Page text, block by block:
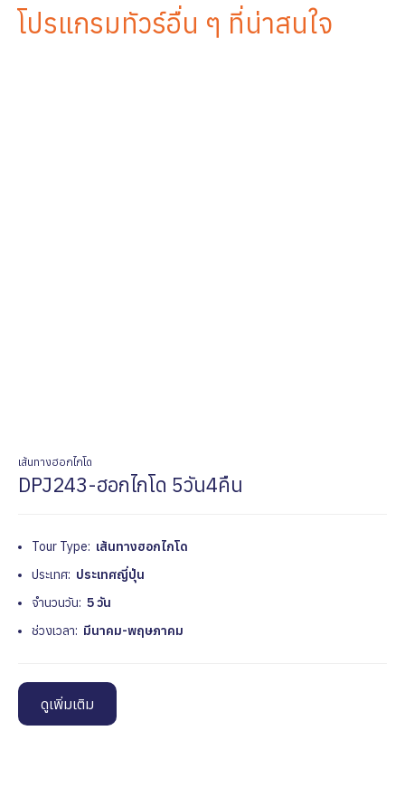
โปรแกรมทัวร์อื่น ๆ ที่น่าสนใจ
เส้นทางฮอกไกโด
DPJ243-ฮอกไกโด 5วัน4คืน
Tour Type: เส้นทางฮอกไกโด
ประเทศ: ประเทศญี่ปุ่น
จำนวนวัน: 5 วัน
ช่วงเวลา: มีนาคม-พฤษภาคม
ดูเพิ่มเติม